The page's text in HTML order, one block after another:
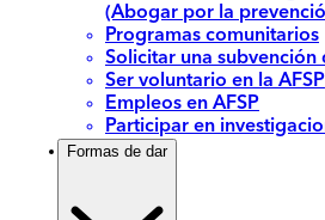
(Abogar por la
Programas comunitarios
Solicitar una subvención
Ser voluntario en la AFSP
Empleos en AFSP
Participar en
Formas de dar